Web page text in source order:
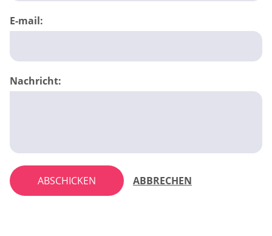
E-mail:
Nachricht:
ABSCHICKEN ABBRECHEN